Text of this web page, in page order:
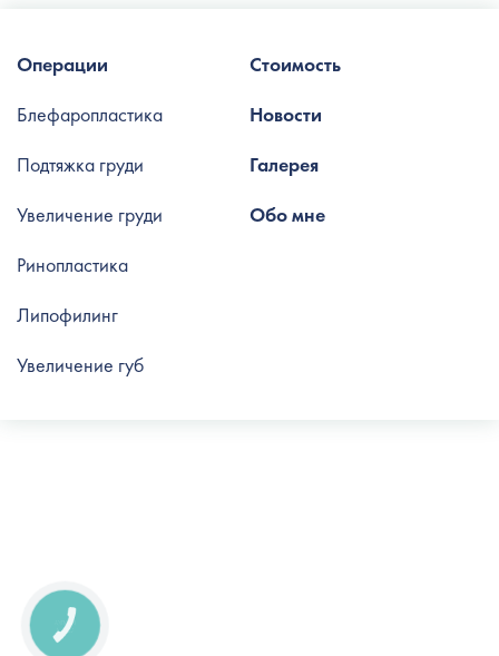
Стоимость
Новости
Галерея
Обо мне
Операции
Блефаропластика
Подтяжка груди
Увеличение груди
Ринопластика
Липофилинг
Увеличение губ
КНОПКА
СВЯЗИ